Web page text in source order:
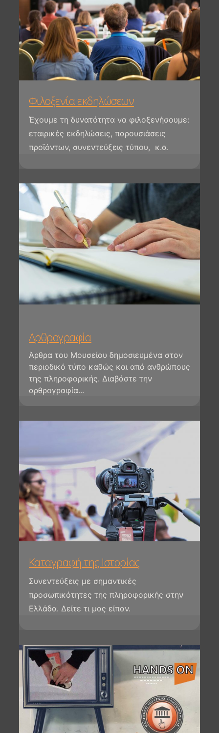
Φιλοξενία εκδηλώσεων
Έχουμε τη δυνατότητα να φιλοξενήσουμε:
εταιρικές εκδηλώσεις, παρουσιάσεις
προϊόντων, συνεντεύξεις τύπου, κ.α.
Αρθρογραφία
Άρθρα του Μουσείου δημοσιευμένα στον
περιοδικό τύπο καθώς και από ανθρώπους
της πληροφορικής. Διαβάστε την
αρθρογραφία...
Καταγραφή της Ιστορίας
Συνεντεύξεις με σημαντικές
προσωπικότητες της πληροφορικής στην
Ελλάδα. Δείτε τι μας είπαν.